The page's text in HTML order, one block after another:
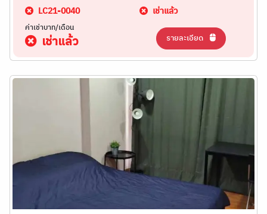
LC21-0040 เช่าแล้ว
ค่าเช่าบาท/เดือน
เช่าแล้ว รายละเอียด